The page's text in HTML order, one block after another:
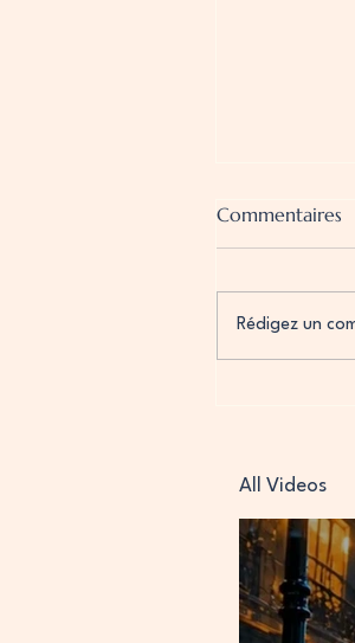
autrement
Commentaires
Rédigez un
All Videos